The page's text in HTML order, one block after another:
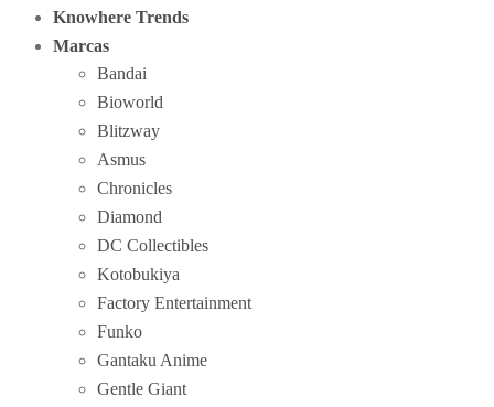
Knowhere Trends
Marcas
Bandai
Bioworld
Blitzway
Asmus
Chronicles
Diamond
DC Collectibles
Kotobukiya
Factory Entertainment
Funko
Gantaku Anime
Gentle Giant